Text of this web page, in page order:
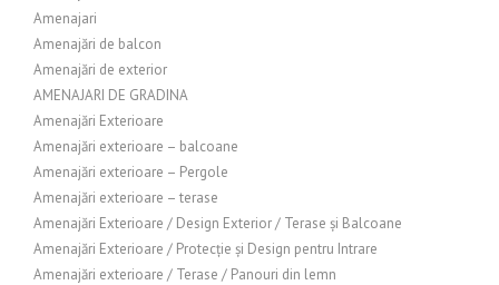
Amenajari
Amenajări de balcon
Amenajări de exterior
AMENAJARI DE GRADINA
Amenajări Exterioare
Amenajări exterioare – balcoane
Amenajări exterioare – Pergole
Amenajări exterioare – terase
Amenajări Exterioare / Design Exterior / Terase și Balcoane
Amenajări Exterioare / Protecție și Design pentru Intrare
Amenajări exterioare / Terase / Panouri din lemn